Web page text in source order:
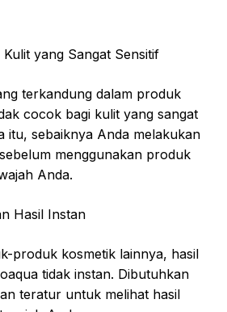
yang Sangat Sensitif
terkandung dalam produk
cocok bagi kulit yang sangat
itu, sebaiknya Anda melakukan
menggunakan produk
Anda.
Hasil Instan
produk kosmetik lainnya, hasil
tidak instan. Dibutuhkan
teratur untuk melihat hasil